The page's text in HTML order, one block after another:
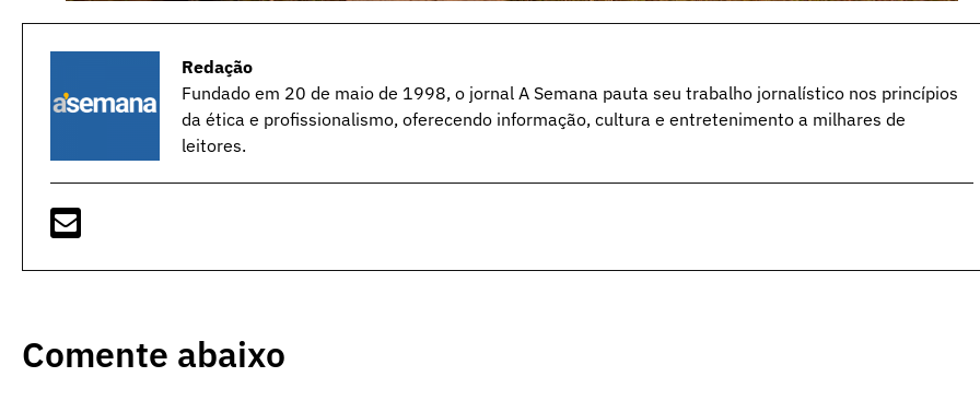
Redação
Fundado em 20 de maio de 1998, o jornal A Semana pauta seu trabalho jornalístico nos princípios
da ética e profissionalismo, oferecendo informação, cultura e entretenimento a milhares de
leitores.
Comente abaixo